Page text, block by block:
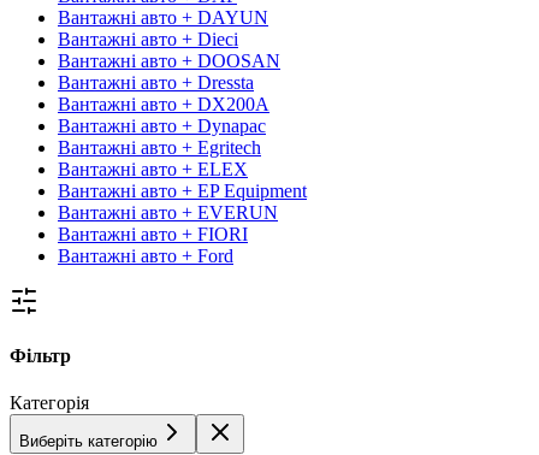
Вантажні авто + DAYUN
Вантажні авто + Dieci
Вантажні авто + DOOSAN
Вантажні авто + Dressta
Вантажні авто + DX200A
Вантажні авто + Dynapac
Вантажні авто + Egritech
Вантажні авто + ELEX
Вантажні авто + EP Equipment
Вантажні авто + EVERUN
Вантажні авто + FIORI
Вантажні авто + Ford
Фільтр
Категорія
Виберіть категорію